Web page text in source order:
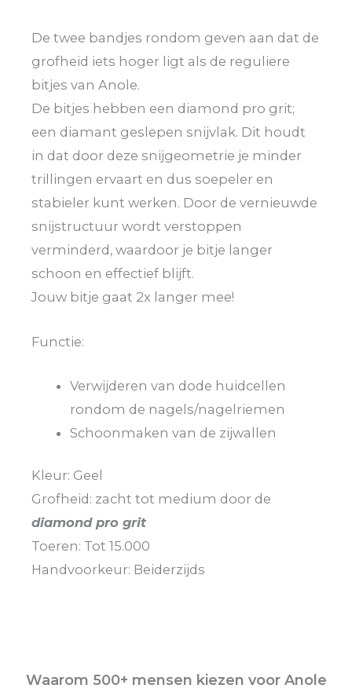
De twee bandjes rondom geven aan dat de
grofheid iets hoger ligt als de reguliere
bitjes van Anole.
De bitjes hebben een diamond pro grit;
een diamant geslepen snijvlak. Dit houdt
in dat door deze snijgeometrie je minder
trillingen ervaart en dus soepeler en
stabieler kunt werken. Door de vernieuwde
snijstructuur wordt verstoppen
verminderd, waardoor je bitje langer
schoon en effectief blijft.
Jouw bitje gaat 2x langer mee!
Functie:
Verwijderen van dode huidcellen
rondom de nagels/nagelriemen
Schoonmaken van de zijwallen
Kleur: Geel
Grofheid: zacht tot medium door de
diamond pro grit
Toeren: Tot 15.000
Handvoorkeur: Beiderzijds
Waarom 500+ mensen kiezen voor Anole